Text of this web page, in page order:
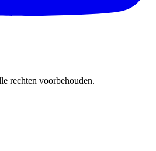
rechten voorbehouden.